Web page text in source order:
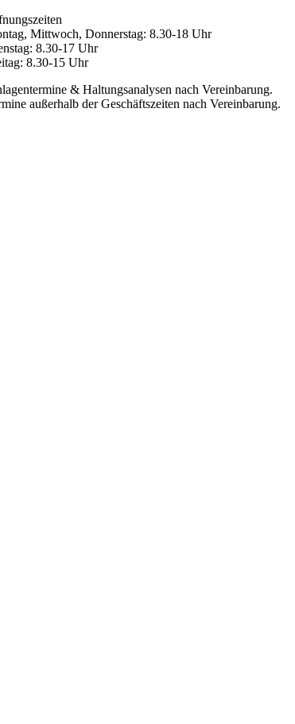
Mittwoch, Donnerstag: 8.30-18 Uhr
8.30-17 Uhr
8.30-15 Uhr
& Haltungsanalysen nach Vereinbarung.
außerhalb der Geschäftszeiten nach Vereinbarung.